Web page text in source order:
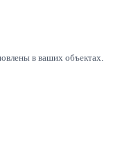
в ваших объектах.